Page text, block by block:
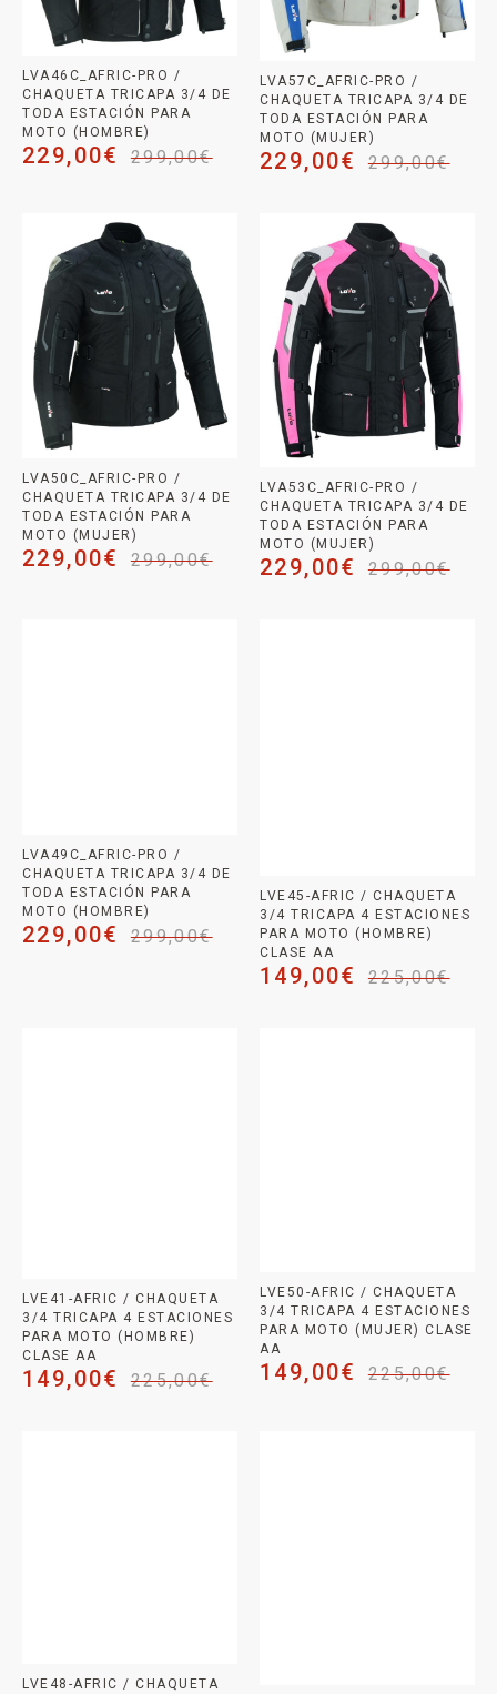
LVA46C_AFRIC-PRO /
CHAQUETA TRICAPA 3/4 DE
TODA ESTACIÓN PARA
MOTO (HOMBRE)
299,00€
229,00€
LVA57C_AFRIC-PRO /
CHAQUETA TRICAPA 3/4 DE
TODA ESTACIÓN PARA
MOTO (MUJER)
299,00€
229,00€
LVA50C_AFRIC-PRO /
CHAQUETA TRICAPA 3/4 DE
TODA ESTACIÓN PARA
MOTO (MUJER)
299,00€
229,00€
LVA53C_AFRIC-PRO /
CHAQUETA TRICAPA 3/4 DE
TODA ESTACIÓN PARA
MOTO (MUJER)
299,00€
229,00€
LVA49C_AFRIC-PRO /
CHAQUETA TRICAPA 3/4 DE
TODA ESTACIÓN PARA
MOTO (HOMBRE)
299,00€
229,00€
LVE45-AFRIC / CHAQUETA
3/4 TRICAPA 4 ESTACIONES
PARA MOTO (HOMBRE)
CLASE AA
225,00€
149,00€
LVE41-AFRIC / CHAQUETA
3/4 TRICAPA 4 ESTACIONES
PARA MOTO (HOMBRE)
CLASE AA
225,00€
149,00€
LVE50-AFRIC / CHAQUETA
3/4 TRICAPA 4 ESTACIONES
PARA MOTO (MUJER) CLASE
AA
225,00€
149,00€
LVE48-AFRIC / CHAQUETA